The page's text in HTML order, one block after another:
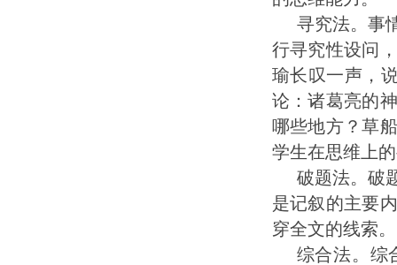
寻究法。事
行寻究性设问
瑜长叹一声，
论：诸葛亮的
哪些地方？草
学生在思维上
破题法。破
是记叙的主要
穿全文的线索
综合法。综